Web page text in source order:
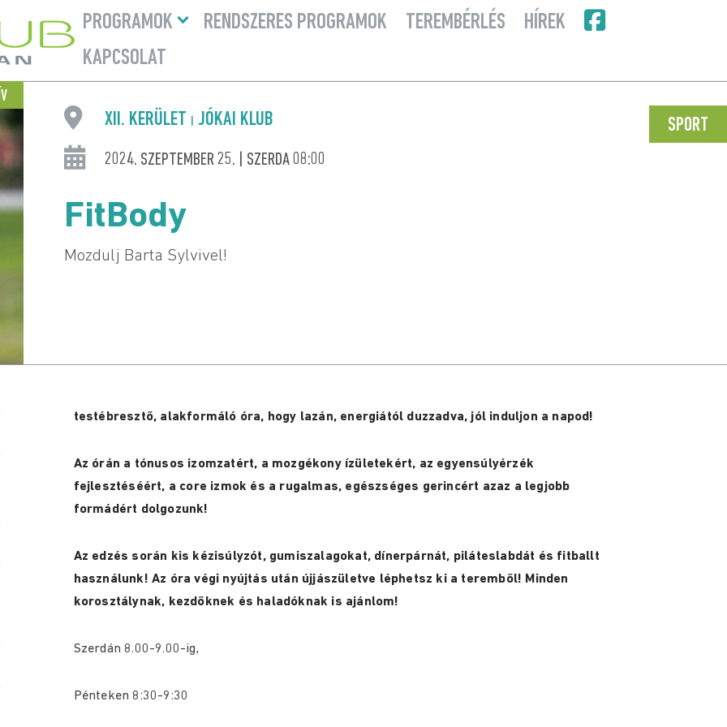
PROGRAMOK
Menü
lenyitásaRENDSZERES PROGRAMOK TEREMBÉRLÉS
HÍREK
KAPCSOLAT
SPORT
XII. KERÜLET JÓKAI KLUB
2024. SZEPTEMBER 25. | SZERDA 08:00
FitBody
Mozdulj Barta Sylvivel!
testé bresztő, alakformáló óra, hogy lazán, energiától duzzadva, jól induljon a napod!
Az órán a tónusos izomzatért, a mozgé kony ízületekért, az egyensúlyérzék
fejlesztéséért, a core izmok és a rugalmas, egészséges gerincért azaz a legjobb
formád ért dolgozunk!
Az edzés során kis kézisúlyzót, gumiszalagokat, dínerpárnát, piláteslabdát és fitballt
használunk! Az óra végi nyújtás után újjászületve léphetsz ki a teremből! Minden
korosztálynak, kezdőknek és haladóknak is ajánlom!
Szerdán 8.00-9.00-ig,
Pénteken 8:30-9:30